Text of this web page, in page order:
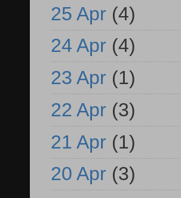
25 Apr (4)
24 Apr (4)
23 Apr (1)
22 Apr (3)
21 Apr (1)
20 Apr (3)